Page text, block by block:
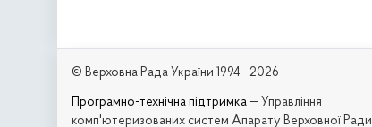
© Верховна Рада України 1994—2026
Програмно-технічна підтримка — Управління
комп'ютеризованих систем Апарату Верховної Ради